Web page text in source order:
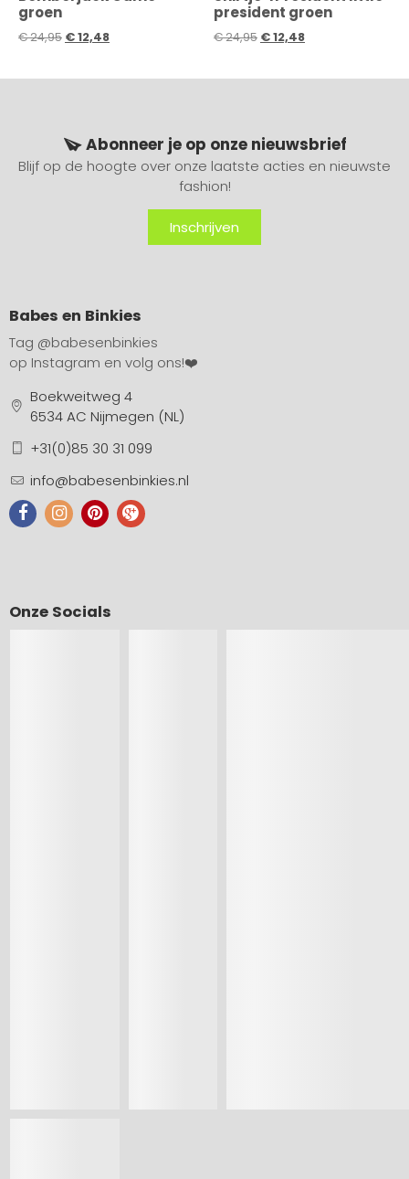
groen
€24,95 €12,48
president groen
€24,95 €12,48
Abonneer je op onze nieuwsbrief
Blijf op de hoogte over onze laatste acties en nieuwste
fashion!
Inschrijven
Babes en Binkies
Tag @babesenbinkies
op Instagram en volg ons!❤️
Boekweitweg 4
6534 AC Nijmegen (NL)
+31(0)85 30 31 099
info@babesenbinkies.nl
Onze Socials